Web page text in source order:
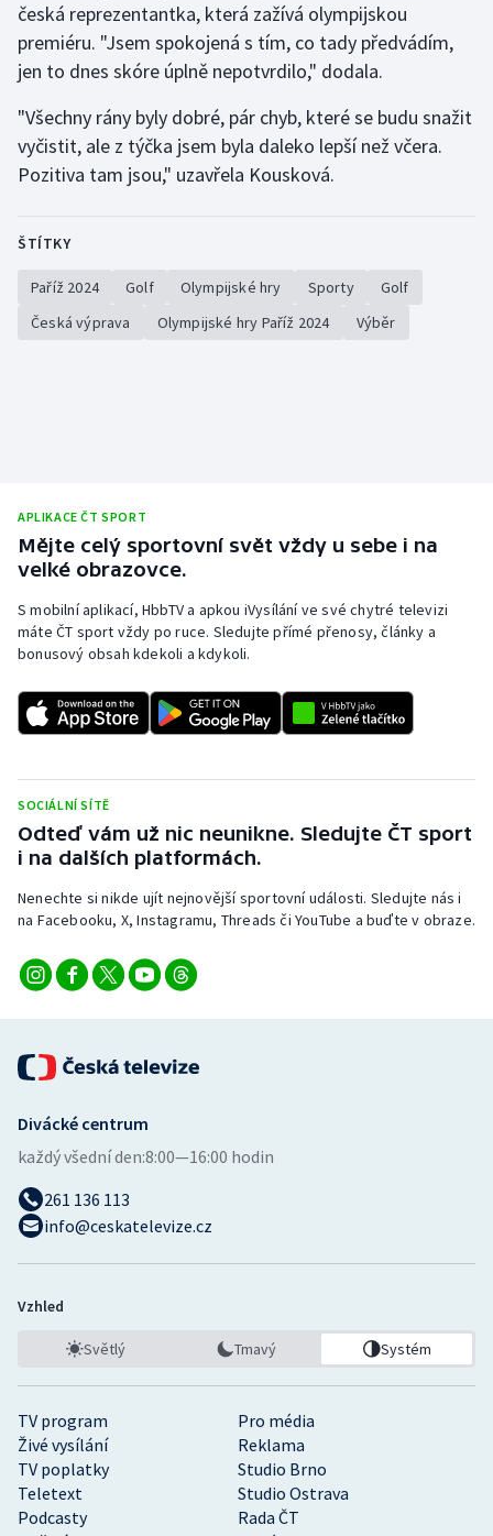
česká reprezentantka, která zažívá olympijskou
premiéru. "Jsem spokojená s tím, co tady předvádím,
jen to dnes skóre úplně nepotvrdilo," dodala.
"Všechny rány byly dobré, pár chyb, které se budu snažit
vyčistit, ale z týčka jsem byla daleko lepší než včera.
Pozitiva tam jsou," uzavřela Kousková.
ŠTÍTKY
Paříž 2024 Golf Olympijské hry Sporty
Golf
Česká výprava
Olympijské hry Paříž 2024 Výběr
APLIKACE ČT SPORT
Mějte celý sportovní svět vždy u sebe i na
velké obrazovce.
S mobilní aplikací, HbbTV a apkou iVysílání ve své chytré televizi
máte ČT sport vždy po ruce. Sledujte přímé přenosy, články a
bonusový obsah kdekoli a kdykoli.
SOCIÁLNÍ SÍTĚ
Odteď vám už nic neunikne. Sledujte ČT sport
i na dalších platformách.
Nenechte si nikde ujít nejnovější sportovní události. Sledujte nás i
na Facebooku, X, Instagramu, Threads či YouTube a buďte v obraze.
TV program
Pro média
Živé vysílání
Reklama
TV poplatky
Studio Brno
Teletext
Studio Ostrava
Podcasty
Rada ČT
Divácké centrum
každý všední den:8:00—16:00 hodin
261 136 113
info@ceskatelevize.cz
Vzhled
Světlý Tmavý Systém